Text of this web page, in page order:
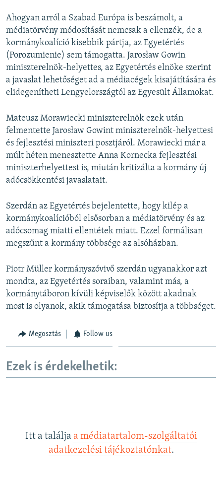
Ahogyan arról a Szabad Európa is beszámolt, a
médiatörvény módosítását nemcsak a ellenzék, de a
kormánykoalíció kisebbik pártja, az Egyetértés
(Porozumienie) sem támogatta. Jarosław Gowin
miniszterelnök-helyettes, az Egyetértés elnöke szerint
a javaslat lehetőséget ad a médiacégek kisajátítására és
elidegenítheti Lengyelországtól az Egyesült Államokat.
Mateusz Morawiecki miniszterelnök ezek után
felmentette Jarosław Gowint miniszterelnök-helyettesi
és fejlesztési miniszteri posztjáról. Morawiecki már a
múlt héten menesztette Anna Kornecka fejlesztési
miniszterhelyettest is, miután kritizálta a kormány új
adócsökkentési javaslatait.
Szerdán az Egyetértés bejelentette, hogy kilép a
kormánykoalícióból elsősorban a médiatörvény és az
adócsomag miatti ellentétek miatt. Ezzel formálisan
megszűnt a kormány többsége az alsóházban.
Piotr Müller kormányszóvivő szerdán ugyanakkor azt
mondta, az Egyetértés soraiban, valamint más, a
kormánytáboron kívüli képviselők között akadnak
most is olyanok, akik támogatása biztosítja a többséget.
Megosztás Follow us
Ezek is érdekelhetik:
Itt a találja a médiatartalom-szolgáltatói
adatkezelési tájékoztatónkat.